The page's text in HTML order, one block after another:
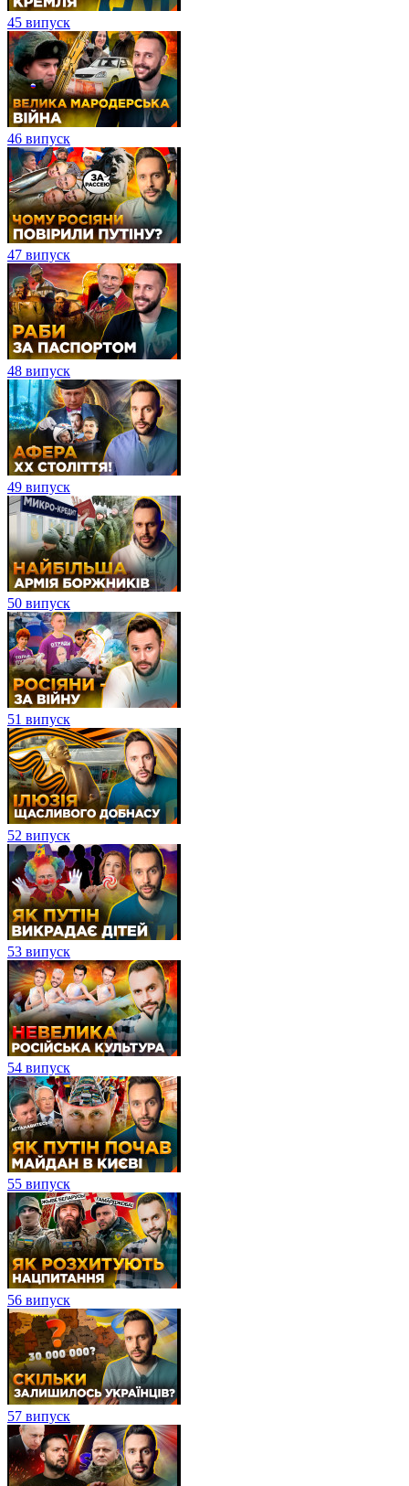
45 випуск
46 випуск
47 випуск
48 випуск
49 випуск
50 випуск
51 випуск
52 випуск
53 випуск
54 випуск
55 випуск
56 випуск
57 випуск